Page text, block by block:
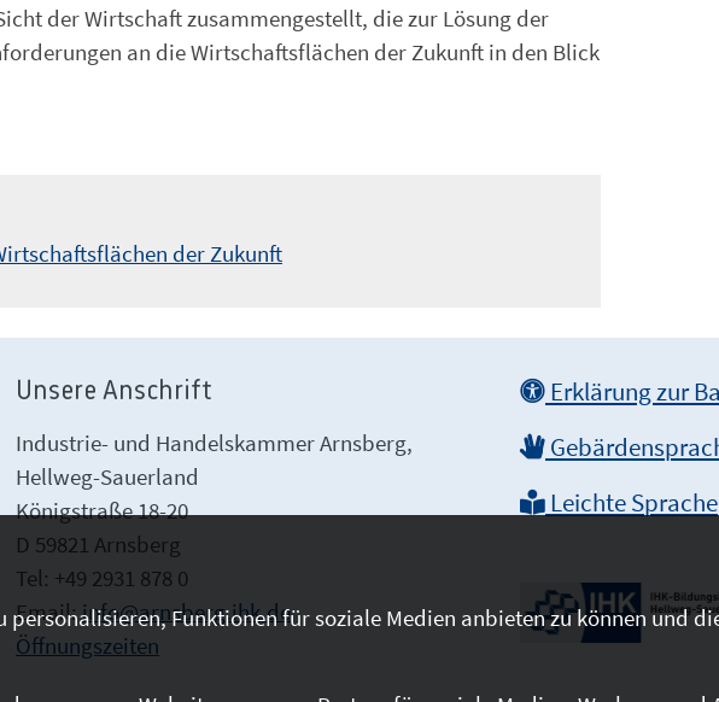
der Wirtschaft zusammengestellt, die zur Lösung der
an die Wirtschaftsflächen der Zukunft in den Blick
der Zukunft
Unsere Anschrift
Industrie- und Handelskammer Arnsberg,
Hellweg-Sauerland
Königstraße 18-20
D 59821 Arnsberg
Tel: +49 2931 878 0
Email:info@arnsberg.ihk.de
Öffnungszeiten
Erklärung zur
Leichte Sprache
personalisieren, Funktionen für soziale Medien anbieten zu können und